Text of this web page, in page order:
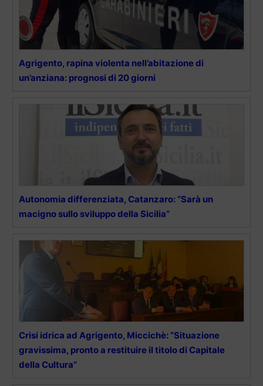
Agrigento, rapina violenta nell’abitazione di
un’anziana: prognosi di 20 giorni
Autonomia differenziata, Catanzaro: “Sarà un
macigno sullo sviluppo della Sicilia”
Crisi idrica ad Agrigento, Miccichè: “Situazione
gravissima, pronto a restituire il titolo di Capitale
della Cultura”